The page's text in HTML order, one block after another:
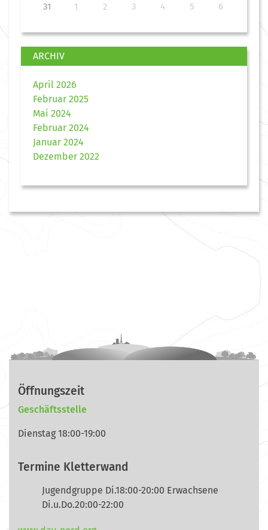
31 1 2 3 4 5 6
ARCHIV
April 2026
Februar 2025
Mai 2024
Februar 2024
Januar 2024
Dezember 2022
Öffnungszeit
Geschäftsstelle
Dienstag 18:00-19:00
Termine Kletterwand
Jugendgruppe Di.18:00-20:00 Erwachsene
Di.u.Do.20:00-22:00